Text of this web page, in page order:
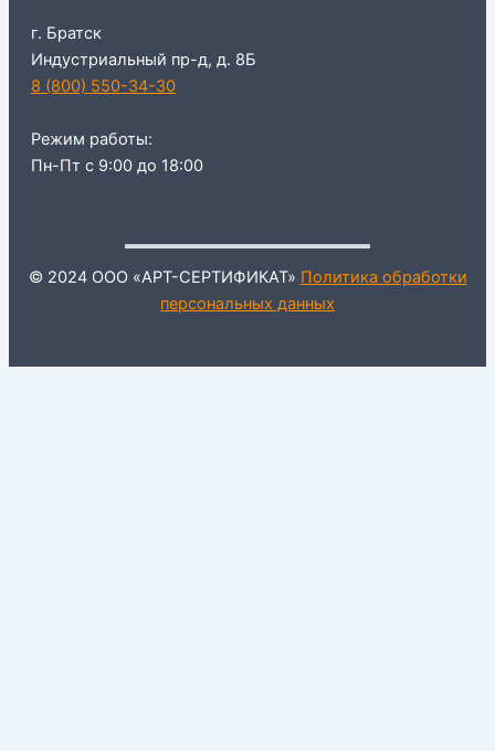
г. Братск
Индустриальный пр-д, д. 8Б
8 (800) 550-34-30
Режим работы:
Пн-Пт с 9:00 до 18:00
© 2024 ООО «АРТ-СЕРТИФИКАТ» Политика обработки
персональных данных